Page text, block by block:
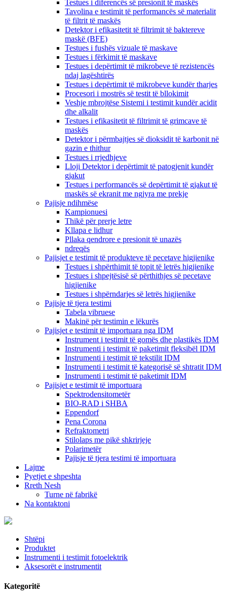
Testues i diferencës së presionit të maskës
Tavolina e testimit të performancës së materialit
të filtrit të maskës
Detektor i efikasitetit të filtrimit të baktereve
maskë (BFE)
Testues i fushës vizuale të maskave
Testues i fërkimit të maskave
Testues i depërtimit të mikrobeve të rezistencës
ndaj lagështirës
Testues i depërtimit të mikrobeve kundër tharjes
Procesori i mostrës së testit të bllokimit
Veshje mbrojtëse Sistemi i testimit kundër acidit
dhe alkalit
Testues i efikasitetit të filtrimit të grimcave të
maskës
Detektor i përmbajtjes së dioksidit të karbonit në
gazin e thithur
Testues i rrjedhjeve
Lloji Detektor i depërtimit të patogjenit kundër
gjakut
Testues i performancës së depërtimit të gjakut të
maskës së ekranit me ngjyra me prekje
Pajisje ndihmëse
Kampionuesi
Thikë për prerje letre
Kllapa e lidhur
Pllaka qendrore e presionit të unazës
ndreqës
Pajisjet e testimit të produkteve të pecetave higjienike
Testues i shpërthimit të topit të letrës higjienike
Testues i shpejtësisë së përthithjes së pecetave
higjienike
Testues i shpërndarjes së letrës higjienike
Pajisje të tjera testimi
Tabela vibruese
Makinë për testimin e lëkurës
Pajisjet e testimit të importuara nga IDM
Instrument i testimit të gomës dhe plastikës IDM
Instrumenti i testimit të paketimit fleksibël IDM
Instrumenti i testimit të tekstilit IDM
Instrumenti i testimit të kategorisë së shtratit IDM
Instrumenti i testimit të paketimit IDM
Pajisjet e testimit të importuara
Spektrodensitometër
BIO-RAD i SHBA
Eppendorf
Pena Corona
Refraktometri
Stilolaps me pikë shkrirjeje
Polarimetër
Pajisje të tjera testimi të importuara
Lajme
Pyetjet e shpeshta
Rreth Nesh
Turne në fabrikë
Na kontaktoni
Shtëpi
Produktet
Instrumenti i testimit fotoelektrik
Aksesorët e instrumentit
Kategoritë